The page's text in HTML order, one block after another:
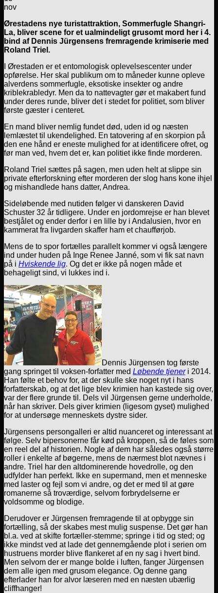
nov
Ørestadens nye turistattraktion, Sommerfugle Shangri-
La, bliver scene for et ualmindeligt grusomt mord her i 4.
bind af Dennis Jürgensens fremragende krimiserie med
Roland Triel.
I Ørestaden er et entomologisk oplevelsescenter under
opførelse. Her skal publikum om to måneder kunne opleve
alverdens sommerfugle, eksotiske insekter og andre
kriblekrabledyr. Men da to nattevagter gør et makabert fund
under deres runde, bliver det i stedet for politiet, som bliver
første gæster i centeret.
En mand bliver nemlig fundet død, uden id og næsten
lemlæstet til ukendelighed. En tatovering af en skorpion på
den ene hånd er eneste mulighed for at identificere ofret, og
før man ved, hvem det er, kan politiet ikke finde morderen.
Roland Triel sættes på sagen, men uden helt at slippe sin
private efterforskning efter morderen der slog hans kone ihjel
og mishandlede hans datter, Andrea.
Sideløbende med nutiden følger vi danskeren David
Schuster 32 år tidligere. Under en jordomrejse er han blevet
bestjålet og ender derfor i en lille by i Andalusien, hvor en
kammerat fra livgarden skaffer ham et chaufførjob.
Mens de to spor fortælles parallelt kommer vi også længere
ind under huden på Inge Renee Janné, som vi fik sat navn
på i Hviskende lig. Og det er ikke på nogen måde et
behageligt sind, vi lukkes ind i.
Dennis Jürgensen tog første
gang springet til voksen-forfatter med Løbende tjeneri 2014.
Han følte et behov for, at der skulle ske noget nyt i hans
forfatterskab, og at det lige blev krimien han kastede sig over,
var der flere grunde til. Dels vil Jürgensen gerne underholde,
når han skriver. Dels giver krimien (ligesom gyset) mulighed
for at undersøge menneskets dystre sider.
Jürgensens persongalleri er altid nuanceret og interessant at
følge. Selv bipersonerne får kød på kroppen, så de føles som
en reel del af historien. Nogle af dem har således også større
roller i enkelte af bøgerne, mens de nærmest blot nævnes i
andre. Triel har den altdominerende hovedrolle, og den
udfylder han perfekt. Ikke en supermand, men et menneske
med laster og fejl som vi andre, og det er med til at gøre
romanerne så troværdige, selvom forbrydelserne er
voldsomme og blodige.
Derudover er Jürgensen fremragende til at opbygge sin
fortælling, så der skabes mest mulig suspense. Det gør han
bl.a. ved at skifte fortæller-stemme; springe i tid og sted; og
ikke mindst ved at lade det gennemgående plot i serien om
hustruens morder blive flankeret af en ny sag i hvert bind.
Men selvom der er mange bolde i luften, fanger Jürgensen
dem alle igen med grusom elegance. Og denne gang
efterlader han for alvor læseren med en næsten ubærlig
cliffhanger!